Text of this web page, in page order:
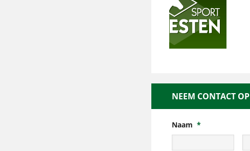
NEEM CONTACT OP
Naam *